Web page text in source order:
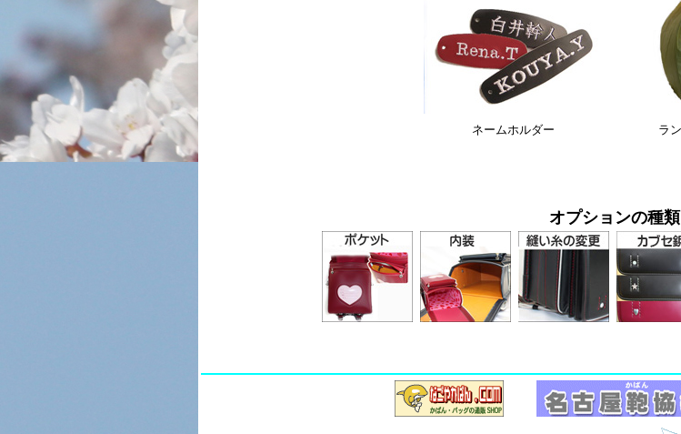
ネームホルダー ラ
オプションの種類